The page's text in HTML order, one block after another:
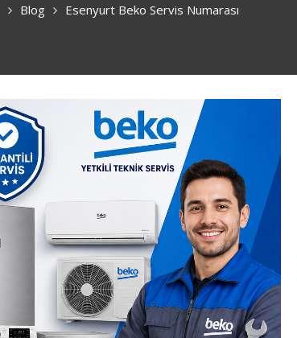
Blog Esenyurt Beko Servis Numarası